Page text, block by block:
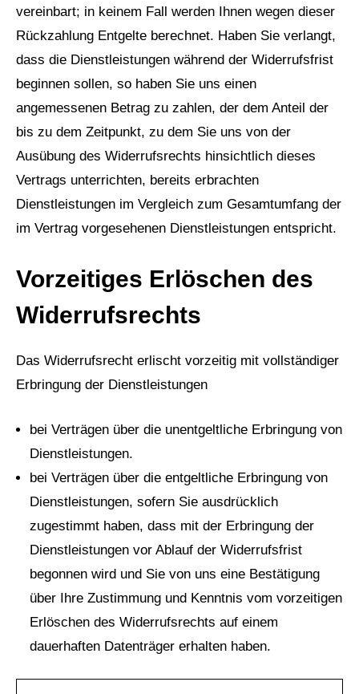
vereinbart; in keinem Fall werden Ihnen wegen dieser
Rückzahlung Entgelte berechnet. Haben Sie verlangt,
dass die Dienstleistungen während der Widerrufsfrist
beginnen sollen, so haben Sie uns einen
angemessenen Betrag zu zahlen, der dem Anteil der
bis zu dem Zeitpunkt, zu dem Sie uns von der
Ausübung des Widerrufsrechts hinsichtlich dieses
Vertrags unterrichten, bereits erbrachten
Dienstleistungen im Vergleich zum Gesamtumfang der
im Vertrag vorgesehenen Dienstleistungen entspricht.
Vorzeitiges Erlöschen des
Widerrufsrechts
Das Widerrufsrecht erlischt vorzeitig mit vollständiger
Erbringung der Dienstleistungen
bei Verträgen über die unentgeltliche Erbringung von
Dienstleistungen.
bei Verträgen über die entgeltliche Erbringung von
Dienstleistungen, sofern Sie ausdrücklich
zugestimmt haben, dass mit der Erbringung der
Dienstleistungen vor Ablauf der Widerrufsfrist
begonnen wird und Sie von uns eine Bestätigung
über Ihre Zustimmung und Kenntnis vom vorzeitigen
Erlöschen des Widerrufsrechts auf einem
dauerhaften Datenträger erhalten haben.